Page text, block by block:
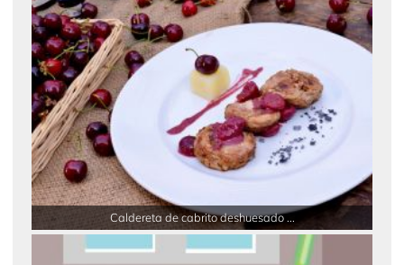
Caldereta de cabrito deshuesado ...